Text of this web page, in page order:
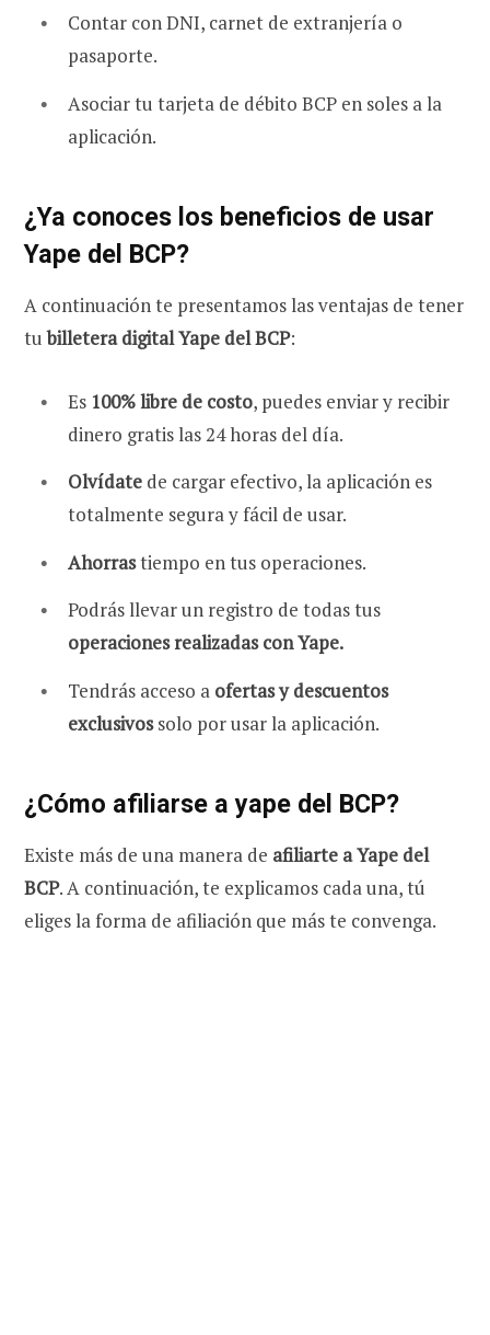
Contar con DNI, carnet de extranjería o
pasaporte.
Asociar tu tarjeta de débito BCP en soles a la
aplicación.
¿Ya conoces los beneficios de usar
Yape del BCP?
A continuación te presentamos las ventajas de tener
tu billetera digital Yape del BCP:
Es 100% libre de costo, puedes enviar y recibir
dinero gratis las 24 horas del día.
Olvídate de cargar efectivo, la aplicación es
totalmente segura y fácil de usar.
Ahorrastiempo en tus operaciones.
Podrás llevar un registro de todas tus
operaciones realizadas con Yape.
Tendrás acceso a ofertas y descuentos
exclusivossolo por usar la aplicación.
¿Cómo afiliarse a yape del BCP?
Existe más de una manera de afiliarte a Yape del
BCP. A continuación, te explicamos cada una, tú
eliges la forma de afiliación que más te convenga.